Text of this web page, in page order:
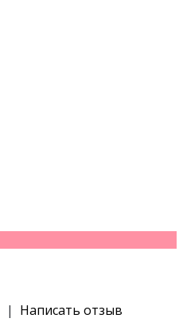
| Написать отзыв